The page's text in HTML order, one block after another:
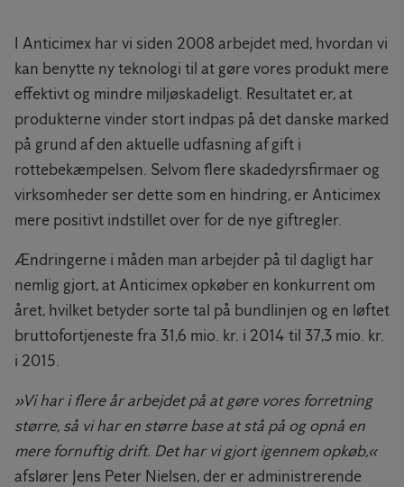
I Anticimex har vi siden 2008 arbejdet med, hvordan vi
kan benytte ny teknologi til at gøre vores produkt mere
effektivt og mindre miljøskadeligt. Resultatet er, at
produkterne vinder stort indpas på det danske marked
på grund af den aktuelle udfasning af gift i
rottebekæmpelsen. Selvom flere skadedyrsfirmaer og
virksomheder ser dette som en hindring, er Anticimex
mere positivt indstillet over for de nye giftregler.
Ændringerne i måden man arbejder på til dagligt har
nemlig gjort, at Anticimex opkøber en konkurrent om
året, hvilket betyder sorte tal på bundlinjen og en løftet
bruttofortjeneste fra 31,6 mio. kr. i 2014 til 37,3 mio. kr.
i 2015.
»Vi har i flere år arbejdet på at gøre vores forretning
større, så vi har en større base at stå på og opnå en
mere fornuftig drift. Det har vi gjort igennem opkøb,«
afslører Jens Peter Nielsen, der er administrerende